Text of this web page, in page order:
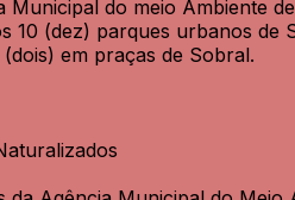
Municipal do meio Ambiente
10 (dez) parques urbanos de
em praças de Sobral.